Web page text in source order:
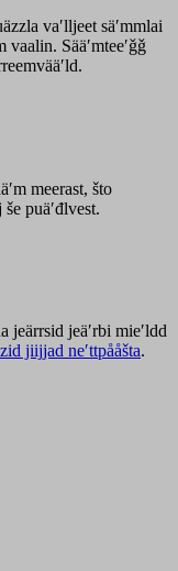
vaʹlljeet säʹmmlai
Sääʹmteeʹǧǧ
meerast, što
puäʹđlvest.
jeärrsid jeäʹrbi mieʹldd
jiijjad neʹttpååšta.